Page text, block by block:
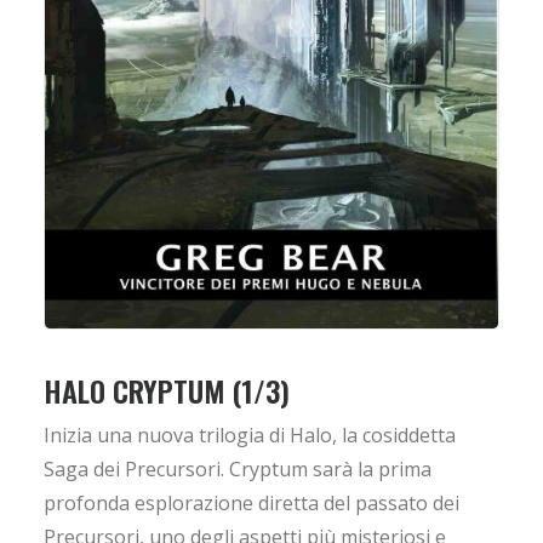
HALO CRYPTUM (1/3)
Inizia una nuova trilogia di Halo, la cosiddetta
Saga dei Precursori. Cryptum sarà la prima
profonda esplorazione diretta del passato dei
Precursori, uno degli aspetti più misteriosi e